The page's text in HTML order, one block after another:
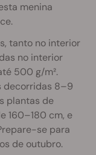
menina
tanto no interior
no interior
500 g/m².
decorridas 8–9
plantas de
160–180 cm, e
se para
de outubro.